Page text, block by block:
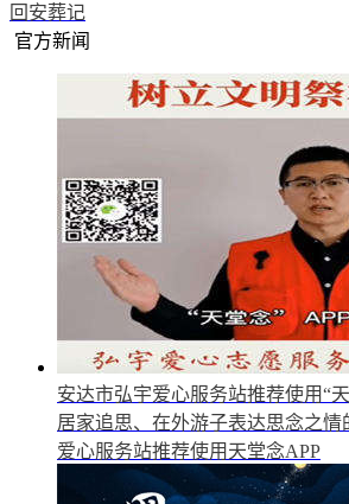
回安葬记
官方新闻
安达市弘宇爱心服务站推荐使用“
居家追思、在外游子表达思念之情
爱心服务站推荐使用天堂念APP